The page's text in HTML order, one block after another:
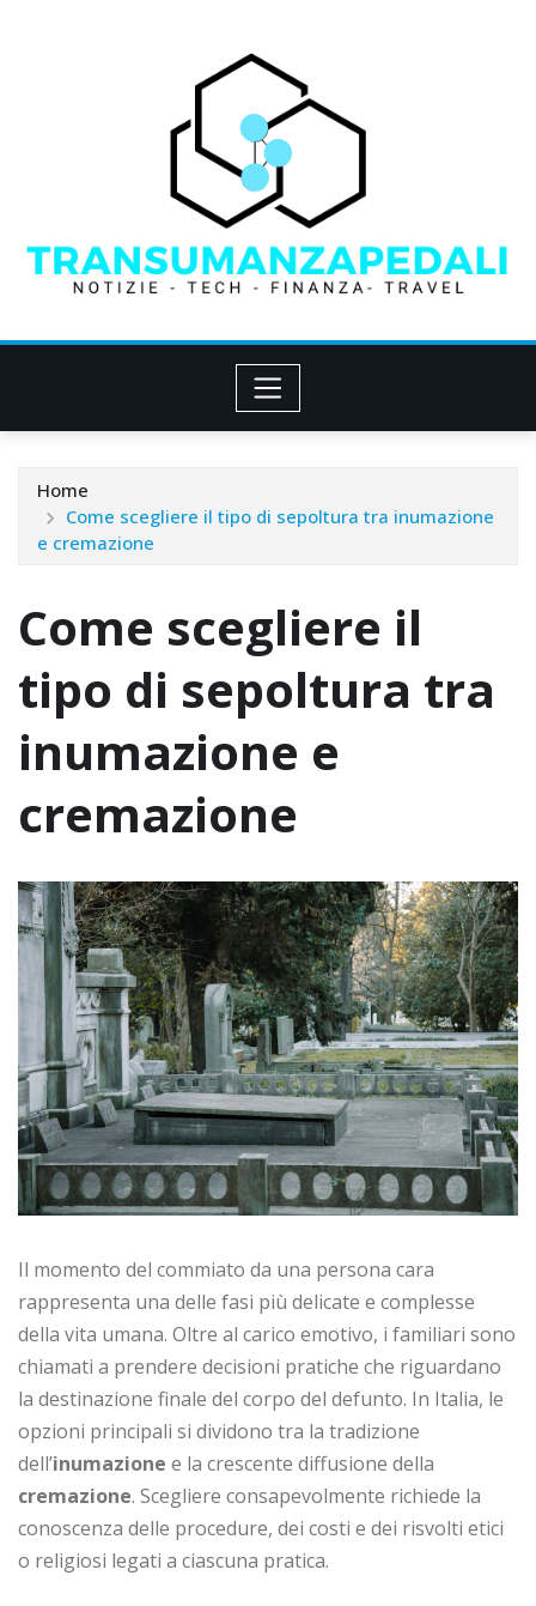
Home
Come scegliere il tipo di sepoltura tra inumazione
e cremazione
Come scegliere il
tipo di sepoltura tra
inumazione e
cremazione
Il momento del commiato da una persona cara
rappresenta una delle fasi più delicate e complesse
della vita umana. Oltre al carico emotivo, i familiari sono
chiamati a prendere decisioni pratiche che riguardano
la destinazione finale del corpo del defunto. In Italia, le
opzioni principali si dividono tra la tradizione
dell’inumazione e la crescente diffusione della
cremazione. Scegliere consapevolmente richiede la
conoscenza delle procedure, dei costi e dei risvolti etici
o religiosi legati a ciascuna pratica.